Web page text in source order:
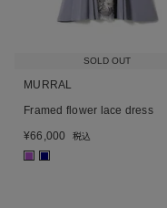
SOLD OUT
MURRAL
Framed flower lace dress
¥66,000 税込
■ ■